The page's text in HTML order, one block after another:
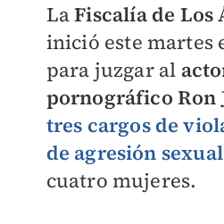
LaFiscalía de Los
inició este martes
para juzgar al
pornográfico Ron
tres cargos de
de agresión sexual
cuatro mujeres.